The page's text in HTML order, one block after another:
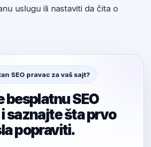
uslugu ili nastaviti da čita o
SEO pravac za vaš sajt?
besplatnu SEO
saznajte šta prvo
popraviti.